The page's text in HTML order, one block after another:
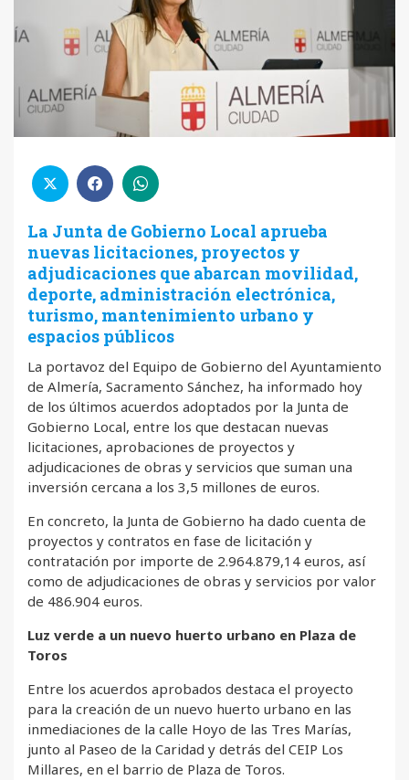
La Junta de Gobierno Local aprueba
nuevas licitaciones, proyectos y
adjudicaciones que abarcan movilidad,
deporte, administración electrónica,
turismo, mantenimiento urbano y
espacios públicos
La portavoz del Equipo de Gobierno del Ayuntamiento
de Almería, Sacramento Sánchez, ha informado hoy
de los últimos acuerdos adoptados por la Junta de
Gobierno Local, entre los que destacan nuevas
licitaciones, aprobaciones de proyectos y
adjudicaciones de obras y servicios que suman una
inversión cercana a los 3,5 millones de euros.
En concreto, la Junta de Gobierno ha dado cuenta de
proyectos y contratos en fase de licitación y
contratación por importe de 2.964.879,14 euros, así
como de adjudicaciones de obras y servicios por valor
de 486.904 euros.
Luz verde a un nuevo huerto urbano en Plaza de
Toros
Entre los acuerdos aprobados destaca el proyecto
para la creación de un nuevo huerto urbano en las
inmediaciones de la calle Hoyo de las Tres Marías,
junto al Paseo de la Caridad y detrás del CEIP Los
Millares, en el barrio de Plaza de Toros.